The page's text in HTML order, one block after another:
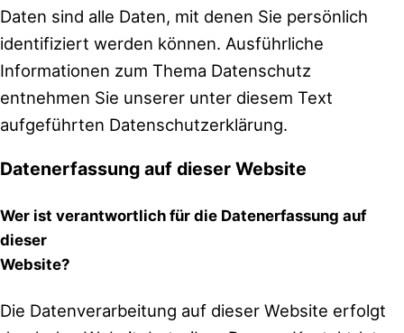
Daten sind alle Daten, mit denen Sie persönlich
identifiziert werden können. Ausführliche
Informationen zum Thema Datenschutz
entnehmen Sie unserer unter diesem Text
aufgeführten Datenschutzerklärung.
Datenerfassung auf dieser Website
Wer ist verantwortlich für die Datenerfassung auf
dieser
Website?
Die Datenverarbeitung auf dieser Website erfolgt